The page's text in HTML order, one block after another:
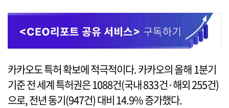
카카오도 특허 확보에 적극적이다. 카카오의 올해 1분기
기준 전 세계 특허권은 1088건(국내 833건·해외 255건)
으로, 전년 동기(947건) 대비 14.9% 증가했다.